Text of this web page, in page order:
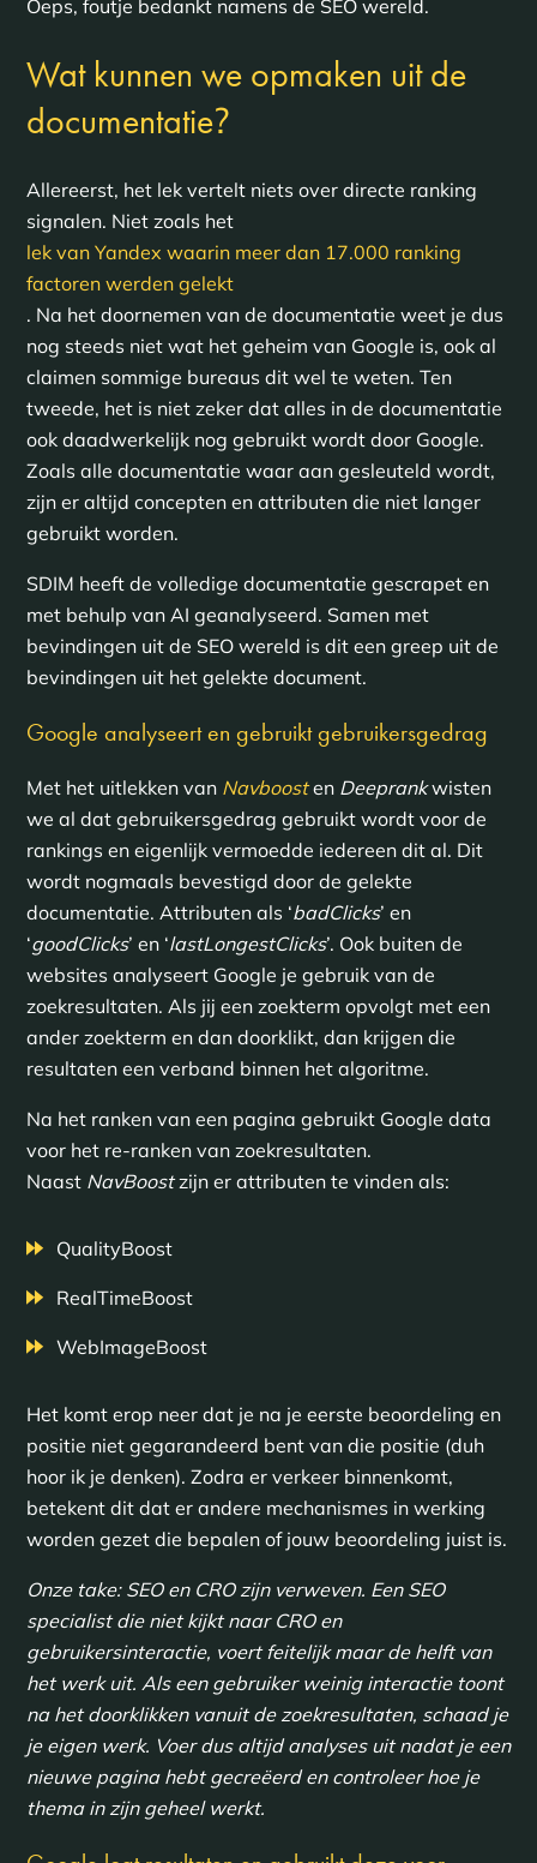
Oeps, foutje bedankt namens de SEO wereld.
Wat kunnen we opmaken uit de
documentatie?
Allereerst, het lek vertelt niets over directe ranking
signalen. Niet zoals het
lek van Yandex waarin meer dan 17.000 ranking
factoren werden gelekt
. Na het doornemen van de documentatie weet je dus
nog steeds niet wat het geheim van Google is, ook al
claimen sommige bureaus dit wel te weten. Ten
tweede, het is niet zeker dat alles in de documentatie
ook daadwerkelijk nog gebruikt wordt door Google.
Zoals alle documentatie waar aan gesleuteld wordt,
zijn er altijd concepten en attributen die niet langer
gebruikt worden.
SDIM heeft de volledige documentatie gescrapet en
met behulp van AI geanalyseerd. Samen met
bevindingen uit de SEO wereld is dit een greep uit de
bevindingen uit het gelekte document.
Google analyseert en gebruikt gebruikersgedrag
Met het uitlekken van Navboosten Deeprankwisten
we al dat gebruikersgedrag gebruikt wordt voor de
rankings en eigenlijk vermoedde iedereen dit al. Dit
wordt nogmaals bevestigd door de gelekte
documentatie. Attributen als ‘badClicks’ en
‘goodClicks’ en ‘lastLongestClicks’. Ook buiten de
websites analyseert Google je gebruik van de
zoekresultaten. Als jij een zoekterm opvolgt met een
ander zoekterm en dan doorklikt, dan krijgen die
resultaten een verband binnen het algoritme.
Na het ranken van een pagina gebruikt Google data
voor het re-ranken van zoekresultaten.
Naast NavBoostzijn er attributen te vinden als:
QualityBoost
RealTimeBoost
WebImageBoost
Het komt erop neer dat je na je eerste beoordeling en
positie niet gegarandeerd bent van die positie (duh
hoor ik je denken). Zodra er verkeer binnenkomt,
betekent dit dat er andere mechanismes in werking
worden gezet die bepalen of jouw beoordeling juist is.
Onze take: SEO en CRO zijn verweven. Een SEO
specialist die niet kijkt naar CRO en
gebruikersinteractie, voert feitelijk maar de helft van
het werk uit. Als een gebruiker weinig interactie toont
na het doorklikken vanuit de zoekresultaten, schaad je
je eigen werk. Voer dus altijd analyses uit nadat je een
nieuwe pagina hebt gecreëerd en controleer hoe je
thema in zijn geheel werkt.